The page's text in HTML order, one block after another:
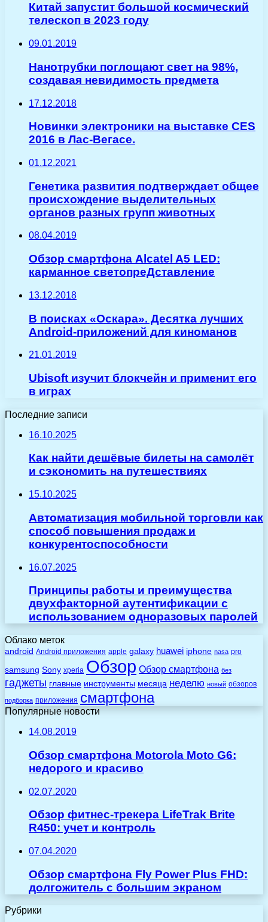
Китай запустит большой космический
телескоп в 2023 году
09.01.2019
Нанотрубки поглощают свет на 98%,
создавая невидимость предмета
17.12.2018
Новинки электроники на выставке CES
2016 в Лас-Вегасе.
01.12.2021
Генетика развития подтверждает общее
происхождение выделительных
органов разных групп животных
08.04.2019
Обзор смартфона Alcatel A5 LED:
карманное светопреДставление
13.12.2018
В поисках «Оскара». Десятка лучших
Android-приложений для киноманов
21.01.2019
Ubisoft изучит блокчейн и применит его
в играх
Последние записи
16.10.2025
Как найти дешёвые билеты на самолёт
и сэкономить на путешествиях
15.10.2025
Автоматизация мобильной торговли как
способ повышения продаж и
конкурентоспособности
16.07.2025
Принципы работы и преимущества
двухфакторной аутентификации с
использованием одноразовых паролей
Облако меток
android Android приложения apple galaxy huawei iphone nasa pro
samsung Sony xperia Обзор Обзор смартфона без
гаджеты главные инструменты месяца неделю новый обзоров
подборка приложения смартфона
Популярные новости
14.08.2019
Обзор смартфона Motorola Moto G6:
недорого и красиво
02.07.2020
Обзор фитнес-трекера LifeTrak Brite
R450: учет и контроль
07.04.2020
Обзор смартфона Fly Power Plus FHD:
долгожитель с большим экраном
Рубрики